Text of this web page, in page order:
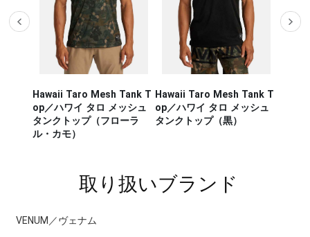
Hawaii Taro Mesh Tank T
op／ハワイ タロ メッシュ
タンクトップ（フローラ
ル・カモ）
Hawaii Taro Mesh Tank T
op／ハワイ タロ メッシュ
タンクトップ（黒）
取り扱いブランド
VENUM／ヴェナム